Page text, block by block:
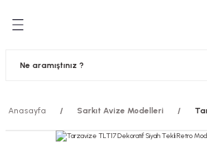
Anasayfa Sarkıt Avize Modelleri